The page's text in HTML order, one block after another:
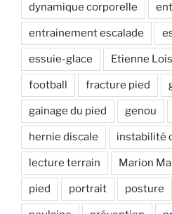
dynamique corporelle
entrainement escalade
essuie-glace Etienne
football fracture pied
gainage du pied genou
hernie discale instabilité
lecture terrain Marion
pied portrait posture